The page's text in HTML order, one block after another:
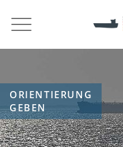
ORIENTIERUNG
GEBEN